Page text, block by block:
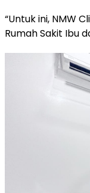
“Untuk ini, NMW
Rumah Sakit Ibu